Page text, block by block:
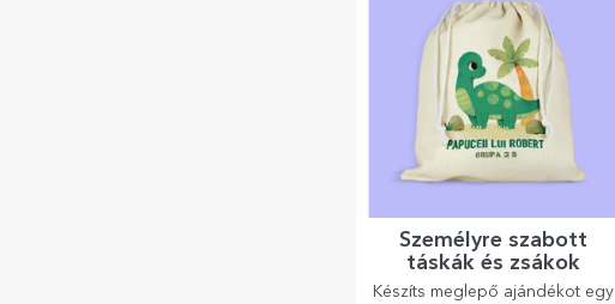
Személyre szabott
táskák és zsákok
Készíts meglepő ajándékot egy